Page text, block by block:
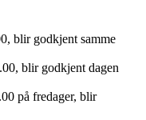
blir godkjent samme
blir godkjent dagen
på fredager, blir